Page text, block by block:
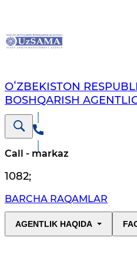
OʻZBEKISTON
BOSHQARISH
Call - markaz
1082;
BARCHA RAQAMLAR
AGENTLIK HAQIDA